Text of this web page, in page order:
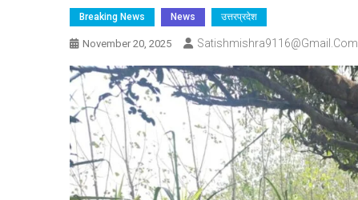
Breaking News News उत्तरप्रदेश
November 20, 2025 Satishmishra9116@gmail.com